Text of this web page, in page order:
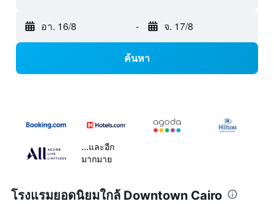
อา. 16/8 - จ. 17/8
ค้นหา
...และอีก
มากมาย
โรงแรมยอดนิยมใกล้ Downtown Cairo